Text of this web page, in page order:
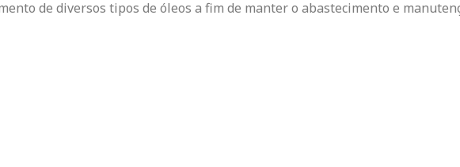
de diversos tipos de óleos a fim de manter o abastecimento e